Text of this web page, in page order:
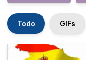
Todo GIFs